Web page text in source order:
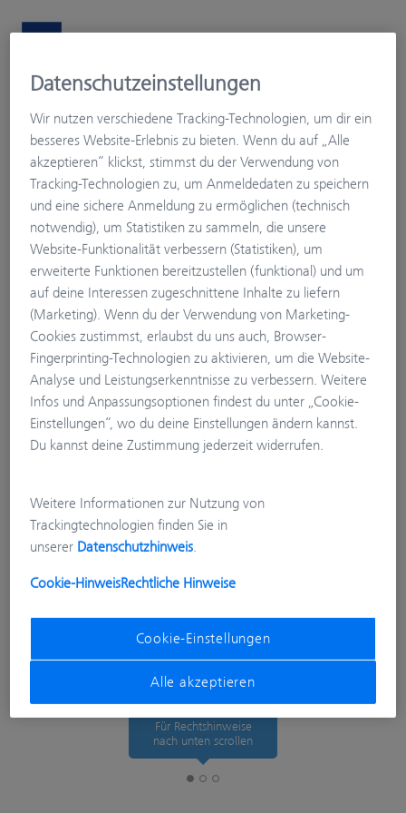
Mein Sehprofil
Tracking Preferences
Für Rechtshinweise
nach unten scrollen
Datenschutzeinstellungen
Wir nutzen verschiedene Tracking-Technologien, um dir ein
besseres Website-Erlebnis zu bieten. Wenn du auf „Alle
akzeptieren“ klickst, stimmst du der Verwendung von
Tracking-Technologien zu, um Anmeldedaten zu speichern
und eine sichere Anmeldung zu ermöglichen (technisch
notwendig), um Statistiken zu sammeln, die unsere
Website-Funktionalität verbessern (Statistiken), um
erweiterte Funktionen bereitzustellen (funktional) und um
auf deine Interessen zugeschnittene Inhalte zu liefern
(Marketing). Wenn du der Verwendung von Marketing-
Cookies zustimmst, erlaubst du uns auch, Browser-
Fingerprinting-Technologien zu aktivieren, um die Website-
Analyse und Leistungserkenntnisse zu verbessern. Weitere
Infos und Anpassungsoptionen findest du unter „Cookie-
Einstellungen“, wo du deine Einstellungen ändern kannst.
Du kannst deine Zustimmung jederzeit widerrufen.
Weitere Informationen zur Nutzung von
Trackingtechnologien finden Sie in
unserer Datenschutzhinweis.
Cookie-HinweisRechtliche Hinweise
Cookie-Einstellungen
Alle akzeptieren